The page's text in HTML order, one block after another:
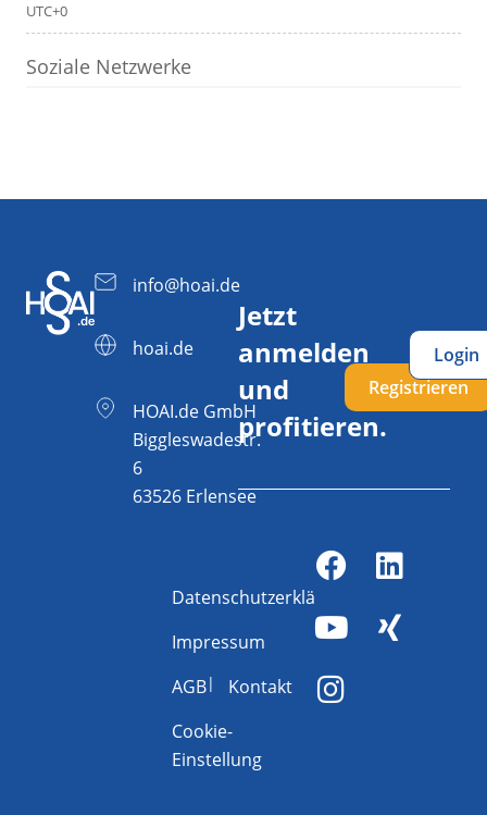
UTC+0
Soziale Netzwerke
info@hoai.de
hoai.de
HOAI.de GmbH
Biggleswadestr.
6
63526 Erlensee
Jetzt
anmelden
und
profitieren.
Registrieren
Login
Datenschutzerklärung
Impressum
AGB
Kontakt
Cookie-
Einstellung